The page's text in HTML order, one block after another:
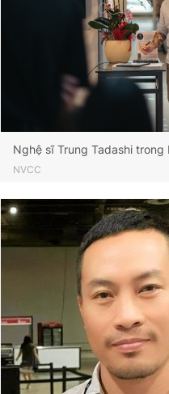
Nghệ sĩ Trung Tadashi
NVCC